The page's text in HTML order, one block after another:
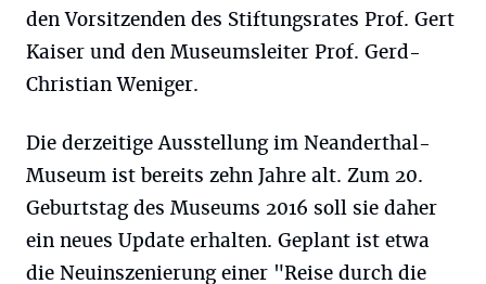
den Vorsitzenden des Stiftungsrates Prof. Gert
Kaiser und den Museumsleiter Prof. Gerd-
Christian Weniger.
Die derzeitige Ausstellung im Neanderthal-
Museum ist bereits zehn Jahre alt. Zum 20.
Geburtstag des Museums 2016 soll sie daher
ein neues Update erhalten. Geplant ist etwa
die Neuinszenierung einer "Reise durch die